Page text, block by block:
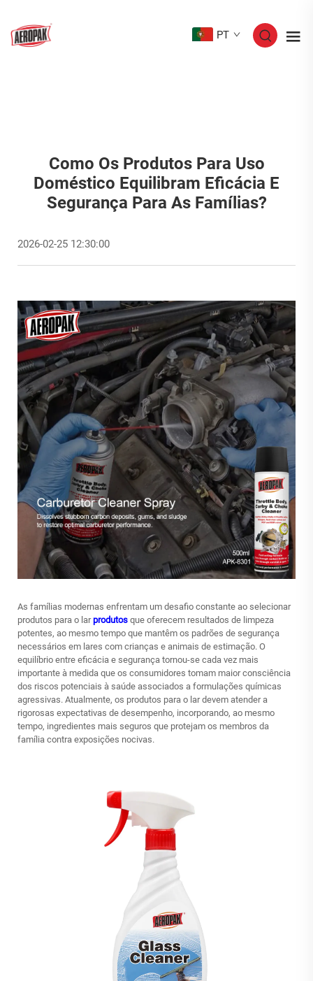
PT
Como Os Produtos Para Uso
Doméstico Equilibram Eficácia E
Segurança Para As Famílias?
2026-02-25 12:30:00
As famílias modernas enfrentam um desafio constante ao selecionar
produtos para o larprodutos que oferecem resultados de limpeza
potentes, ao mesmo tempo que mantêm os padrões de segurança
necessários em lares com crianças e animais de estimação. O
equilíbrio entre eficácia e segurança tornou-se cada vez mais
importante à medida que os consumidores tomam maior consciência
dos riscos potenciais à saúde associados a formulações químicas
agressivas. Atualmente, os produtos para o lar devem atender a
rigorosas expectativas de desempenho, incorporando, ao mesmo
tempo, ingredientes mais seguros que protejam os membros da
família contra exposições nocivas.